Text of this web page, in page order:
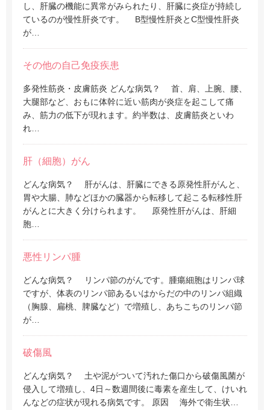
し、肝臓の機能に異常がみられたり、肝臓に炎症が持続し
ているのが慢性肝炎です。 B型慢性肝炎とC型慢性肝炎
が…
その他の自己免疫疾患
多発性筋炎・皮膚筋炎 どんな病気？ 首、肩、上腕、腰、
大腿部など、おもに体幹に近い筋肉が炎症を起こして痛
み、筋力の低下が現れます。約半数は、皮膚筋炎といわ
れ…
肝（細胞）がん
どんな病気？ 肝がんは、肝臓にできる原発性肝がんと、
胃や大腸、肺などほかの臓器から転移して起こる転移性肝
がんとに大きく分けられます。 原発性肝がんは、肝細
胞…
悪性リンパ腫
どんな病気？ リンパ節のがんです。腫瘍細胞はリンパ球
ですが、体表のリンパ節あるいはからだの中のリンパ組織
（胸腺、扁桃、脾臓など）で増殖し、あちこちのリンパ節
が…
破傷風
どんな病気？ 土や泥がついて汚れた傷口から破傷風菌が
侵入して増殖し、4日～数週間後に毒素を産生して、けいれ
んなどの症状が現れる病気です。 原因 海外で衛生状…